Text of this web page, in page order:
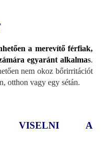
a merevítő férfiak,
egyaránt alkalmas.
nem okoz bőrirritációt
otthon vagy egy sétán.
VISELNI A